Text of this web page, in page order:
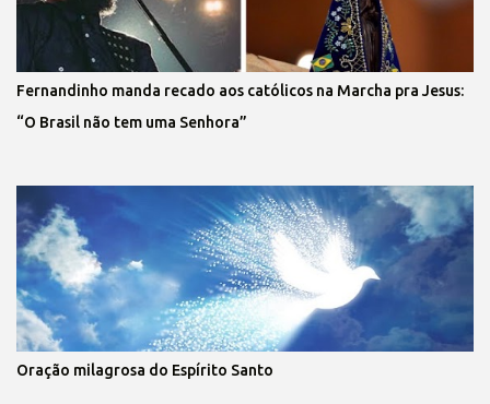
Fernandinho manda recado aos católicos na Marcha pra Jesus:
“O Brasil não tem uma Senhora”
Oração milagrosa do Espírito Santo